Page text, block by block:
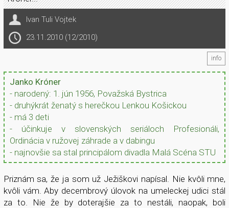
Ivan Tuli Vojtek
23.11.2010 (12/2010)
info
Janko Króner
- narodený: 1. jún 1956, Považská Bystrica
- druhýkrát ženatý s herečkou Lenkou Košickou
- má 3 deti
- účinkuje v slovenských seriáloch Profesionáli,
Ordinácia v ružovej záhrade a v dabingu
- najnovšie sa stal principálom divadla Malá Scéna STU
Priznám sa, že ja som už Ježiškovi napísal. Nie kvôli mne,
kvôli vám. Aby decembrový úlovok na umeleckej udici stál
za to. Nie že by doterajšie za to nestáli, naopak, boli